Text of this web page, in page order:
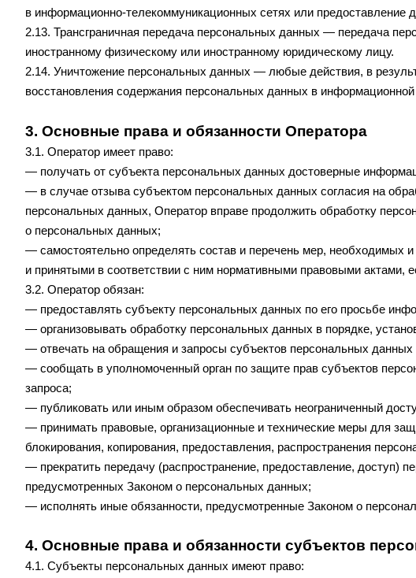
в информационно-телекоммуникационных сетях или
2.13. Трансграничная передача персональных данных — передача
иностранному физическому или иностранному юридическому лицу.
2.14. Уничтожение персональных данных — любые действия, в
восстановления содержания персональных данных в
3. Основные права и обязанности Оператора
3.1. Оператор имеет право:
— получать от субъекта персональных данных достоверные
— в случае отзыва субъектом персональных данных согласия на
персональных данных, Оператор вправе продолжить обработку
о персональных данных;
— самостоятельно определять состав и перечень мер, необходимых
и принятыми в соответствии с ним нормативными правовыми
3.2. Оператор обязан:
— предоставлять субъекту персональных данных по его просьбе
— организовывать обработку персональных данных в порядке,
— отвечать на обращения и запросы субъектов персональных
— сообщать в уполномоченный орган по защите прав субъектов
запроса;
— публиковать или иным образом обеспечивать неограниченный
— принимать правовые, организационные и технические меры для
блокирования, копирования, предоставления, распространения
— прекратить передачу (распространение, предоставление, доступ)
предусмотренных Законом о персональных данных;
— исполнять иные обязанности, предусмотренные Законом о
4. Основные права и обязанности субъектов
4.1. Субъекты персональных данных имеют право: